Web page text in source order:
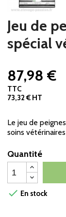
Jeu de
spécial
87,98 €
TTC
73,32 € HT
Le jeu de
soins
Quantité
 En stock